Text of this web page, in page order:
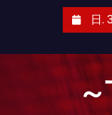
日.
～